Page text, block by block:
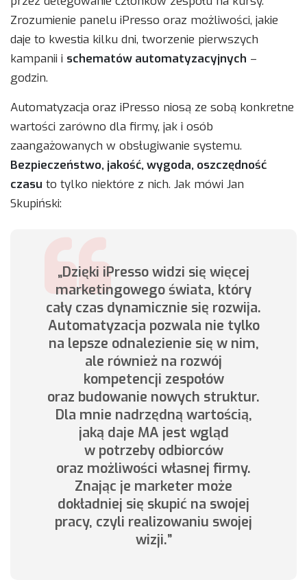
Zrozumienie panelu iPresso oraz możliwości, jakie
daje to kwestia kilku dni, tworzenie pierwszych
kampanii i schematów automatyzacyjnych –
godzin.
Automatyzacja oraz iPresso niosą ze sobą konkretne
wartości zarówno dla firmy, jak i osób
zaangażowanych w obsługiwanie systemu.
Bezpieczeństwo, jakość, wygoda, oszczędność
czasu to tylko niektóre z nich. Jak mówi Jan
Skupiński:
„Dzięki iPresso widzi się więcej
marketingowego świata, który
cały czas dynamicznie się rozwija.
Automatyzacja pozwala nie tylko
na lepsze odnalezienie się w nim,
ale również na rozwój
kompetencji zespołów
oraz budowanie nowych struktur.
Dla mnie nadrzędną wartością,
jaką daje MA jest wgląd
w potrzeby odbiorców
oraz możliwości własnej firmy.
Znając je marketer może
dokładniej się skupić na swojej
pracy, czyli realizowaniu swojej
wizji.”